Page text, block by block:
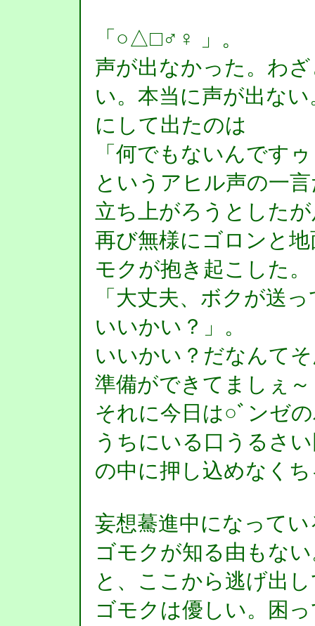
「○△□♂♀ 」。
声が出なかった。わ
い。本当に声が出な
にして出たのは
「何でもないんです
というアヒル声の一
立ち上がろうとした
再び無様にゴロンと
モクが抱き起こした。
「大丈夫、ボクが送
いいかい？」。
いいかい？だなんて
準備ができてましぇ
それに今日は○ﾞンゼ
うちにいる口うるさ
の中に押し込めなく
妄想驀進中になって
ゴモクが知る由もな
と、ここから逃げ出
ゴモクは優しい。困